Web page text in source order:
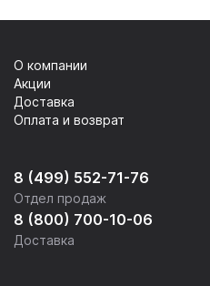
8 (499) 552-71-76
Отдел продаж
8 (800) 700-10-06
Доставка
О компании
Акции
Доставка
Оплата и возврат